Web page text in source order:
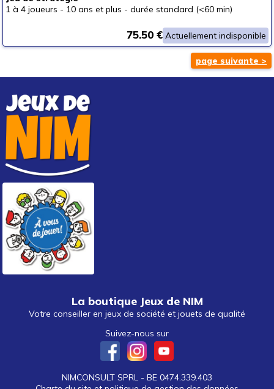
1 à 4 joueurs - 10 ans et plus - durée standard (<60 min)
Actuellement indisponible
75.50 €
page suivante >
La boutique Jeux de NIM
Votre conseiller en jeux de société et jouets de qualité
Suivez-nous sur
NIMCONSULT SPRL - BE 0474.339.403